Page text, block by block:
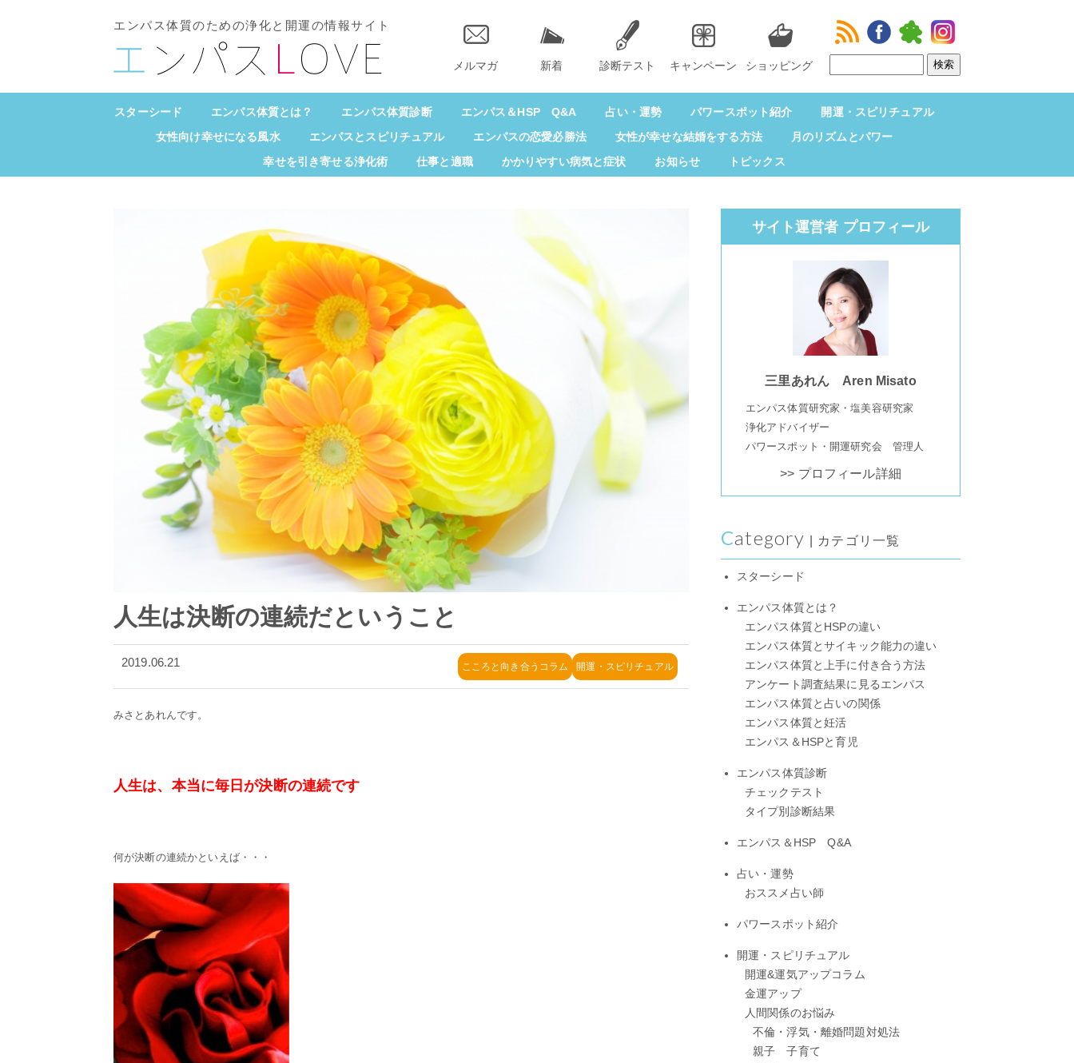
エンパス体質のための浄化と開運の情報サイト
メルマガ 新着 診断テスト キャンペーン ショッピング
スターシード エンパス体質とは？ エンパス体質診断 エンパス＆HSP Q&A 占い・運勢 パワースポット紹介
開運・スピリチュアル
女性向け幸せになる風水
エンパスとスピリチュアル エンパスの恋愛必勝法 女性が幸せな結婚をする方法
月のリズムとパワー
幸せを引き寄せる浄化術
仕事と適職 かかりやすい病気と症状 お知らせ トピックス
人生は決断の連続だということ
2019.06.21 こころと向き合うコラム 開運・スピリチュアル
みさとあれんです。
人生は、本当に毎日が決断の連続です
何が決断の連続かといえば・・・
サイト運営者 プロフィール
三里あれん Aren Misato
エンパス体質研究家・塩美容研究家
浄化アドバイザー
パワースポット・開運研究会 管理人
>> プロフィール詳細
Category | カテゴリ一覧
スターシード
エンパス体質とは？
エンパス体質とHSPの違い
エンパス体質とサイキック能力の違い
エンパス体質と上手に付き合う方法
アンケート調査結果に見るエンパス
エンパス体質と占いの関係
エンパス体質と妊活
エンパス＆HSPと育児
エンパス体質診断
チェックテスト
タイプ別診断結果
エンパス＆HSP Q&A
占い・運勢
おススメ占い師
パワースポット紹介
開運・スピリチュアル
開運&運気アップコラム
金運アップ
人間関係のお悩み
不倫・浮気・離婚問題対処法
親子 子育て